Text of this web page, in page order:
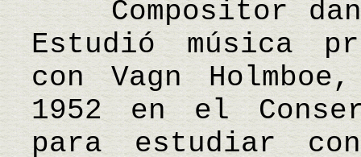
Compositor
Estudió música
con Vagn
1952 en el
para estudiar